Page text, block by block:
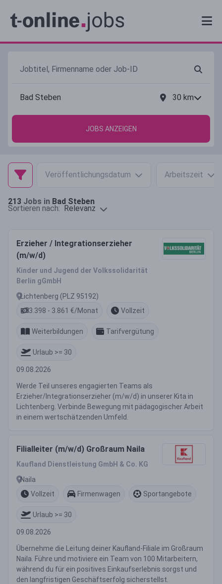
30 km
JOBS ANZEIGEN
Veröffentlichungsdatum Arbeitszeit
213 Jobs in Bad Steben
Sortieren nach: Relevanz
Erzieher / Integrationserzieher
(m/w/d)
Kinder und Jugend der Volkssolidarität
Berlin gGmbH
Lichtenberg (PLZ 95192)
3.398 - 3.861 €/Monat
Vollzeit
Weiterbildungen Tarifvergütung
Urlaub >= 30
09.08.2026
Werde Teil unseres engagierten Teams als
Erzieher/Integrationserzieher (m/w/d) in unserer Kita in
Lichtenberg. Verbinde Bewegung mit pädagogischer Arbeit
in einem wertschätzenden Umfeld.
Filialleiter (m/w/d) Großraum Naila
Kaufland Dienstleistung GmbH & Co. KG
Naila
Vollzeit
Firmenwagen Sportangebote
Urlaub >= 30
09.08.2026
Übernehme die Leitung deiner Kaufland-Filiale im Großraum
Naila. Führe und motiviere ein Team von 100 Mitarbeitern,
während du für ein positives Einkaufserlebnis sorgst und
den langfristigen Geschäftserfolg sicherstellst.